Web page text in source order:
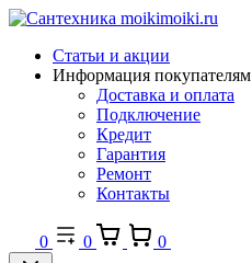
Статьи и акции
Информация покупателям
Доставка и оплата
Подключение
Кредит
Гарантия
Ремонт
Контакты
0 0 0